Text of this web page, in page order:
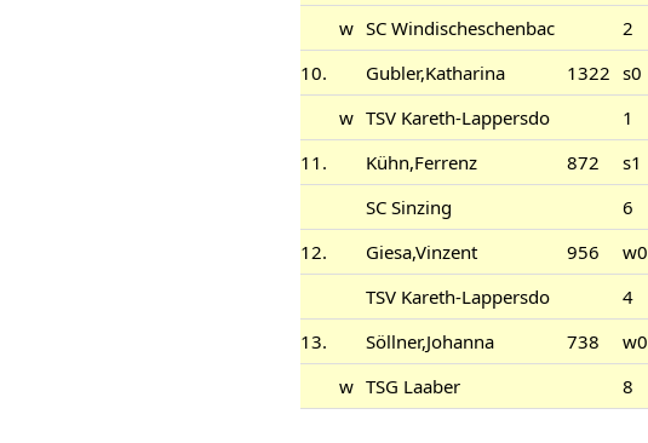
w SC Windischeschenbac 2
10.
Gubler,Katharina 1322 s0
w TSV Kareth-Lappersdo 1
11.
Kühn,Ferrenz 872 s1
SC Sinzing
6
12.
Giesa,Vinzent 956 w0
TSV Kareth-Lappersdo
4
13.
Söllner,Johanna 738 w0
w TSG Laaber 8